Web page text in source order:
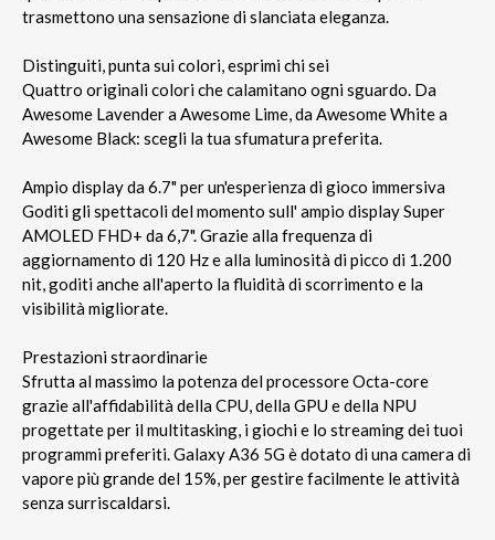
trasmettono una sensazione di slanciata eleganza.
Distinguiti, punta sui colori, esprimi chi sei
Quattro originali colori che calamitano ogni sguardo. Da
Awesome Lavender a Awesome Lime, da Awesome White a
Awesome Black: scegli la tua sfumatura preferita.
Ampio display da 6.7" per un'esperienza di gioco immersiva
Goditi gli spettacoli del momento sull' ampio display Super
AMOLED FHD+ da 6,7". Grazie alla frequenza di
aggiornamento di 120 Hz e alla luminosità di picco di 1.200
nit, goditi anche all'aperto la fluidità di scorrimento e la
visibilità migliorate.
Prestazioni straordinarie
Sfrutta al massimo la potenza del processore Octa-core
grazie all'affidabilità della CPU, della GPU e della NPU
progettate per il multitasking, i giochi e lo streaming dei tuoi
programmi preferiti. Galaxy A36 5G è dotato di una camera di
vapore più grande del 15%, per gestire facilmente le attività
senza surriscaldarsi.